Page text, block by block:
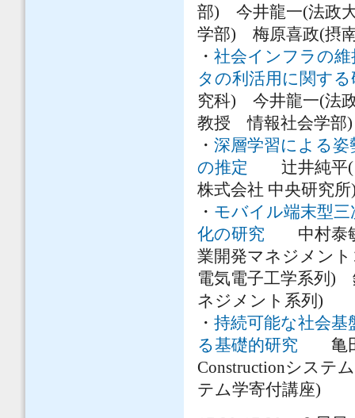
部) 今井龍一(法政
学部) 梅原喜政(摂
・ 社会インフラの
タの利活用に関する
究科) 今井龍一(法
教授 情報社会学部
・ 深層学習による
の推定 辻井純平(
株式会社 中央研究
・ モバイル端末型
化の研究 中村泰敏(
業開発マネジメン
電気電子工学系列)
ネジメント系列)
・ 持続可能な社会
る基礎的研究 亀田
Constructionシステ
テム学寄付講座)